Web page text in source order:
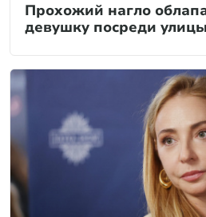
Прохожий нагло
девушку посреди